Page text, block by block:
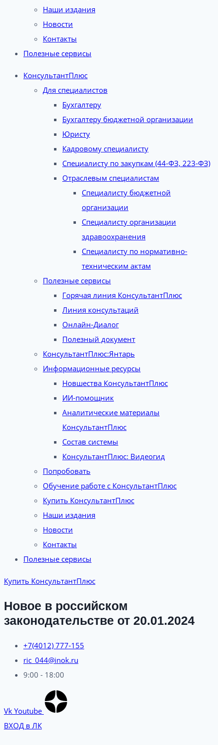
Наши издания
Новости
Контакты
Полезные сервисы
КонсультантПлюс
Для специалистов
Бухгалтеру
Бухгалтеру бюджетной организации
Юристу
Кадровому специалисту
Специалисту по закупкам (44-ФЗ, 223-ФЗ)
Отраслевым специалистам
Специалисту бюджетной
организации
Специалисту организации
здравоохранения
Специалисту по нормативно-
техническим актам
Полезные сервисы
Горячая линия КонсультантПлюс
Линия консультаций
Онлайн-Диалог
Полезный документ
КонсультантПлюс:Янтарь
Информационные ресурсы
Новшества КонсультантПлюс
ИИ-помощник
Аналитические материалы
КонсультантПлюс
Состав системы
КонсультантПлюс: Видеогид
Попробовать
Обучение работе с КонсультантПлюс
Купить КонсультантПлюс
Наши издания
Новости
Контакты
Полезные сервисы
Купить КонсультантПлюс
Новое в российском
законодательстве от 20.01.2024
+7(4012) 777-155
ric_044@inok.ru
9:00 - 18:00
Vk Youtube
ВХОД в ЛК